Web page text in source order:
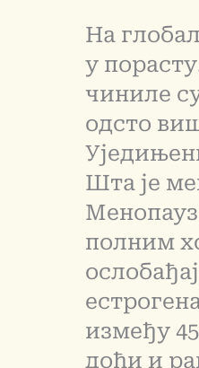
На
у
чиниле
одсто
Шта је
полним
између
доћи и